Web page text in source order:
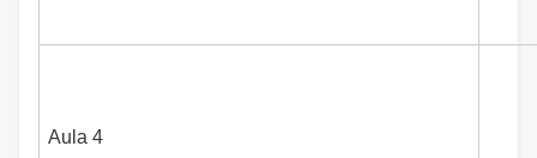
Aula 4